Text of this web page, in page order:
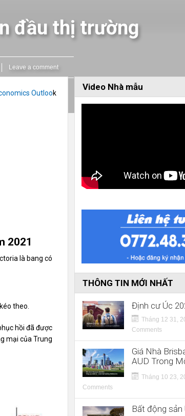
đầu thị trường
Leave a comment
Outlook
2021
là bang có
theo.
hồi đã được
mại của Trung
Video Nhà mẫu
THÔNG TIN MỚI NHẤT
Định cư Úc
Tháng 12 31,
Comments
Giá Nhà
AUD Trong
Tháng 10 23,
Comments
Bất động sản